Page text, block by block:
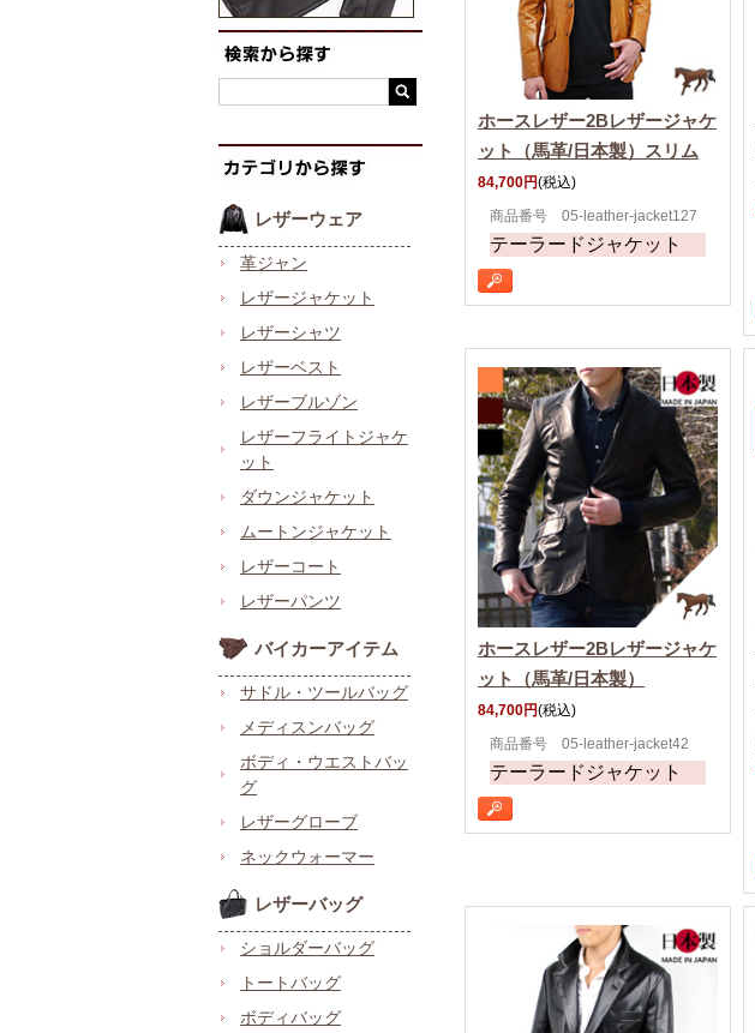
レザーウェア
革ジャン
レザージャケット
レザーシャツ
レザーベスト
レザーブルゾン
レザーフライトジャケ
ット
ダウンジャケット
ムートンジャケット
レザーコート
レザーパンツ
バイカーアイテム
サドル・ツールバッグ
メディスンバッグ
ボディ・ウエストバッ
グ
レザーグローブ
ネックウォーマー
レザーバッグ
ショルダーバッグ
トートバッグ
ボディバッグ
ホースレザー2Bレザージャケ
ット（馬革/日本製）スリム
84,700円(税込)
商品番号 05-leather-jacket127
テーラードジャケット
ホースレザー2Bレザージャケ
ット（馬革/日本製）
84,700円(税込)
商品番号 05-leather-jacket42
テーラードジャケット